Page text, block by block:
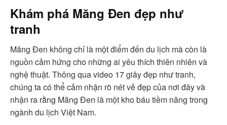
Khám phá Măng Đen đẹp như
tranh
Măng Đen không chỉ là một điểm đến du lịch mà còn là
nguồn cảm hứng cho những ai yêu thích thiên nhiên và
nghệ thuật. Thông qua video 17 giây đẹp như tranh,
chúng ta có thể cảm nhận rõ nét vẻ đẹp của nơi đây và
nhận ra rằng Măng Đen là một kho báu tiềm năng trong
ngành du lịch Việt Nam.